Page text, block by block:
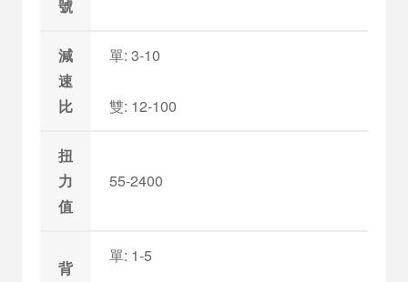
號
減
速
比
單: 3-10
雙: 12-100
扭
力
值
55-2400
背
單: 1-5